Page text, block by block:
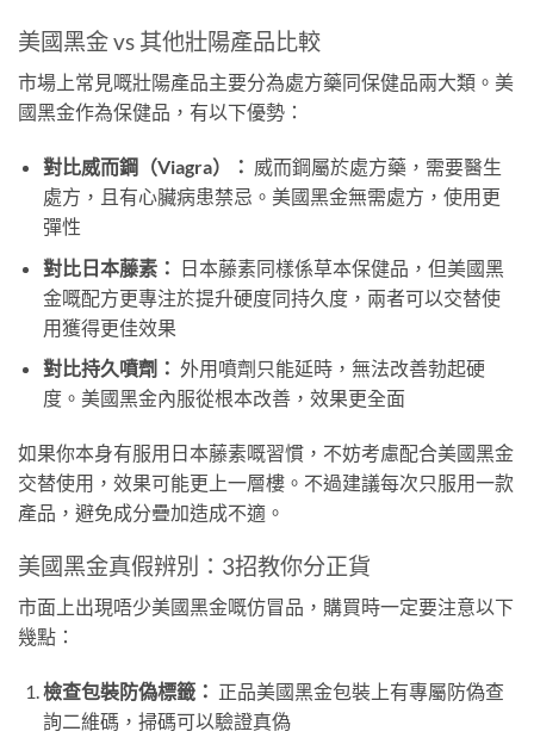
美國黑金 vs 其他壯陽產品比較
市場上常見嘅壯陽產品主要分為處方藥同保健品兩大類。美
國黑金作為保健品，有以下優勢：
對比威而鋼（Viagra）： 威而鋼屬於處方藥，需要醫生
處方，且有心臟病患禁忌。美國黑金無需處方，使用更
彈性
對比日本藤素： 日本藤素同樣係草本保健品，但美國黑
金嘅配方更專注於提升硬度同持久度，兩者可以交替使
用獲得更佳效果
對比持久噴劑： 外用噴劑只能延時，無法改善勃起硬
度。美國黑金內服從根本改善，效果更全面
如果你本身有服用日本藤素嘅習慣，不妨考慮配合美國黑金
交替使用，效果可能更上一層樓。不過建議每次只服用一款
產品，避免成分疊加造成不適。
美國黑金真假辨別：3招教你分正貨
市面上出現唔少美國黑金嘅仿冒品，購買時一定要注意以下
幾點：
檢查包裝防偽標籤： 正品美國黑金包裝上有專屬防偽查
詢二維碼，掃碼可以驗證真偽